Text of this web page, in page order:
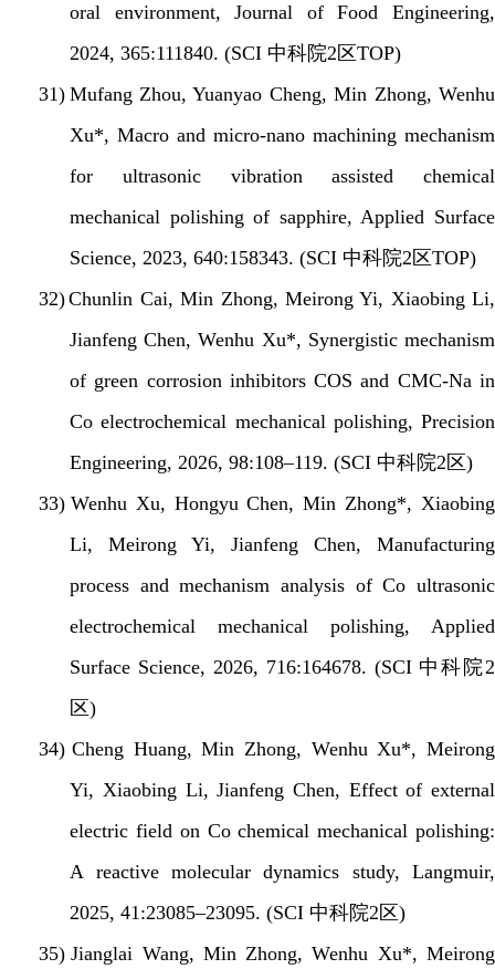
oral environment, Journal of Food Engineering,
2024, 365:111840. (SCI 中科院2 区TOP)
31) Mufang Zhou, Yuanyao Cheng, Min Zhong, Wenhu
Xu*,Macro and micro-nano machining mechanism
for ultrasonic vibration assisted chemical
mechanical polishing of sapphire, Applied Surface
Science, 2023, 640:158343. (SCI 中科院2 区TOP)
32)Chunlin Cai, Min Zhong, Meirong Yi, Xiaobing Li,
Jianfeng Chen, Wenhu Xu*, Synergistic mechanism
of green corrosion inhibitors COS and CMC-Na in
Co electrochemical mechanical polishing, Precision
Engineering, 2026, 98:108–119. (SCI 中科院2 区)
33) Wenhu Xu, Hongyu Chen, Min Zhong*, Xiaobing
Li, Meirong Yi, Jianfeng Chen, Manufacturing
process and mechanism analysis of Co ultrasonic
electrochemical mechanical polishing, Applied
Surface Science, 2026, 716:164678. (SCI 中科院2
区)
34) Cheng Huang, Min Zhong, Wenhu Xu*, Meirong
Yi, Xiaobing Li, Jianfeng Chen, Effect of external
electric field on Co chemical mechanical polishing:
A reactive molecular dynamics study, Langmuir,
2025, 41:23085–23095. (SCI 中科院2 区)
35) Jianglai Wang, Min Zhong, Wenhu Xu*, Meirong